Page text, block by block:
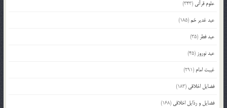
علوم قرآنی (343)
عید غدیر خم(185)
عید فطر (35)
عید نوروز (45)
غیبت امام (291)
فضایل اخلاقی (183)
فضایل و رذایل اخلاقی (168)